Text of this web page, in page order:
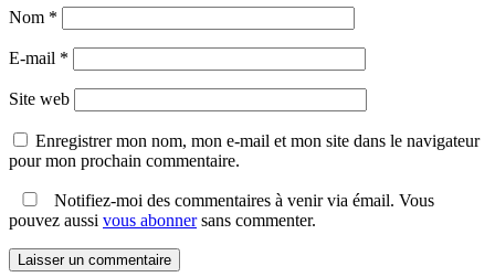
Nom *
E-mail *
Site web
Enregistrer mon nom, mon e-mail et mon site dans le navigateur
pour mon prochain commentaire.
Notifiez-moi des commentaires à venir via émail. Vous
pouvez aussi vous abonnersans commenter.